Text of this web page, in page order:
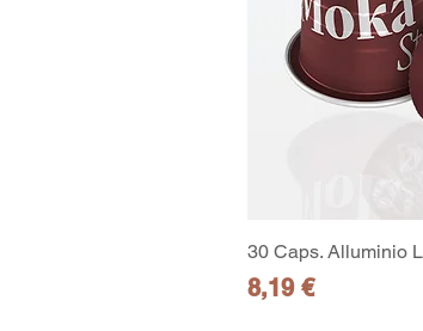
30 Caps. Alluminio
Prezzo
8,19 €